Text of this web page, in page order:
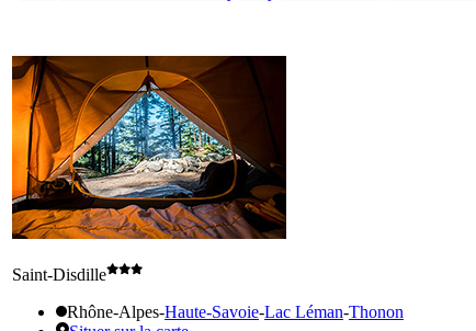
Saint-Disdille
Rhône-Alpes-Haute-Savoie-Lac Léman-Thonon